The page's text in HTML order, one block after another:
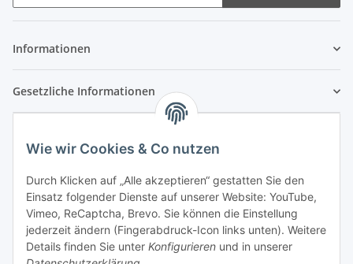
Wie wir Cookies & Co nutzen
Durch Klicken auf „Alle akzeptieren“ gestatten Sie den
Einsatz folgender Dienste auf unserer Website: YouTube,
Vimeo, ReCaptcha, Brevo. Sie können die Einstellung
jederzeit ändern (Fingerabdruck-Icon links unten). Weitere
Details finden Sie unter Konfigurieren und in unserer
Informationen
Gesetzliche Informationen